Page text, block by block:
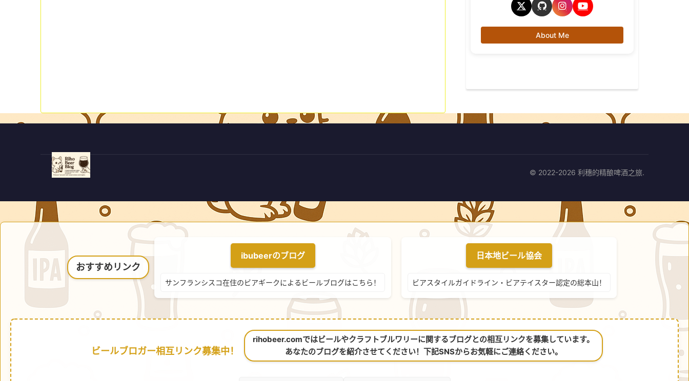
About Me
© 2022-2026 利穗的精酿啤酒之旅.
おすすめリンク
ibubeerのブログ
サンフランシスコ在住のビアギークによるビールブログはこちら！
日本地ビール協会
ビアスタイルガイドライン・ビアテイスター認定の総本山！
ビールブロガー相互リンク募集中！
rihobeer.comではビールやクラフトブルワリーに関するブログとの相互リンクを募集しています。
あなたのブログを紹介させてください！下記SNSからお気軽にご連絡ください。